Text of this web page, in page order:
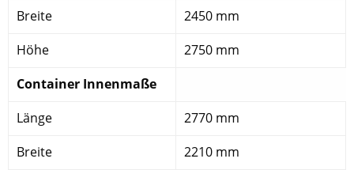
Breite
2450 mm
Höhe
2750 mm
Container Innenmaße
Länge
2770 mm
Breite
2210 mm